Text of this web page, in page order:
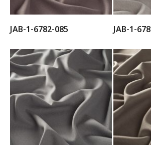
JAB-1-6782-085 JAB-1-